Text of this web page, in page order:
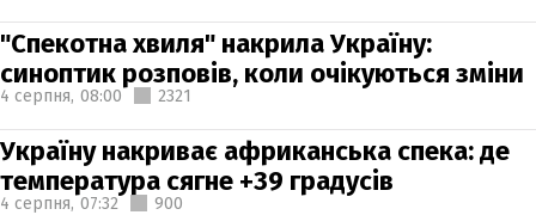
"Спекотна хвиля" накрила Україну:
синоптик розповів, коли очікуються зміни
4 серпня, 08:00 2321
Україну накриває африканська спека: де
температура сягне +39 градусів
4 серпня, 07:32 900